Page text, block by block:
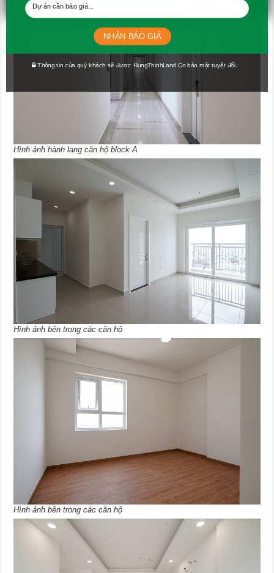
Hình ảnh hành lang căn hộ block A
Hình ảnh bên trong các căn hộ
Hình ảnh bên trong các căn hộ
Thông tin của quý khách sẽ được HungThinhLand.Co bảo mật tuyệt đối.
NHẬN BÁO GIÁ